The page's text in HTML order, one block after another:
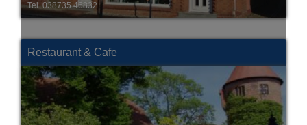
Tel. 038735 812145
Restaurant & Cafe